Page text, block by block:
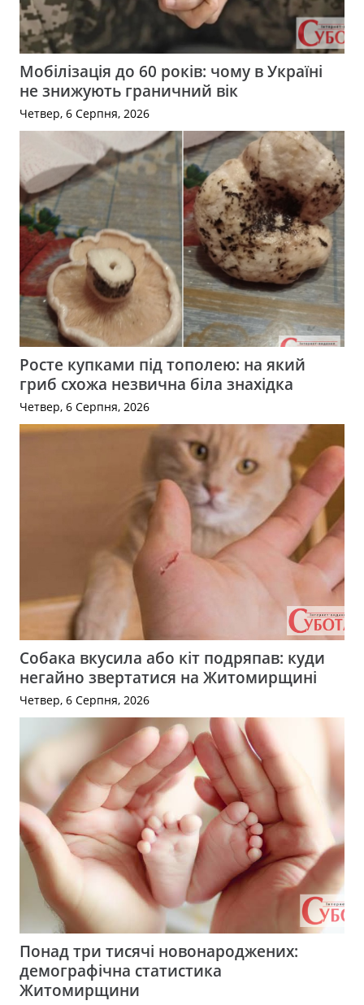
Мобілізація до 60 років: чому в Україні
не знижують граничний вік
Четвер, 6 Серпня, 2026
Росте купками під тополею: на який
гриб схожа незвична біла знахідка
Четвер, 6 Серпня, 2026
Собака вкусила або кіт подряпав: куди
негайно звертатися на Житомирщині
Четвер, 6 Серпня, 2026
Понад три тисячі новонароджених:
демографічна статистика
Житомирщини